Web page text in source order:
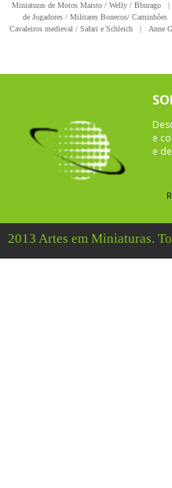
Miniaturas de Motos Maisto / Welly / Bburago
|
de Jogadores / Militares Bonecos/ Caminhões
Cavaleiros medieval / Safari e Schleich
| Anne
e
e
2013 Artes em Miniaturas.